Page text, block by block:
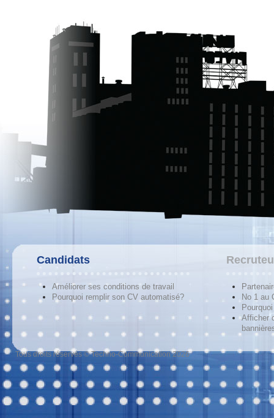
Candidats
Améliorer ses conditions de travail
Pourquoi remplir son CV automatisé?
No 1 au
Afficher
Tous droits réservés © Techno-Communication 2026